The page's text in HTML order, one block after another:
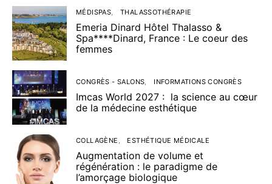
MÉDISPAS THALASSOTHÉRAPIE
Emeria Dinard Hôtel Thalasso &
Spa****Dinard, France : Le coeur des
femmes
CONGRÈS - SALONS INFORMATIONS CONGRÈS
Imcas World 2027 : la science au cœur
de la médecine esthétique
COLLAGÈNE ESTHÉTIQUE MÉDICALE
Augmentation de volume et
régénération : le paradigme de
l’amorçage biologique